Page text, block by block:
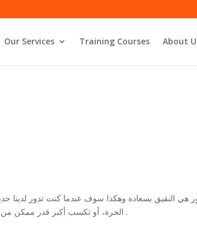
Our Services Training Courses About
الحرة، أو تكسب أكبر قدر ممكن من المبلغ. يمكنك اكتشاف المزيد من خلال قراءة مراجعة البنغو للشواء، للأسف .